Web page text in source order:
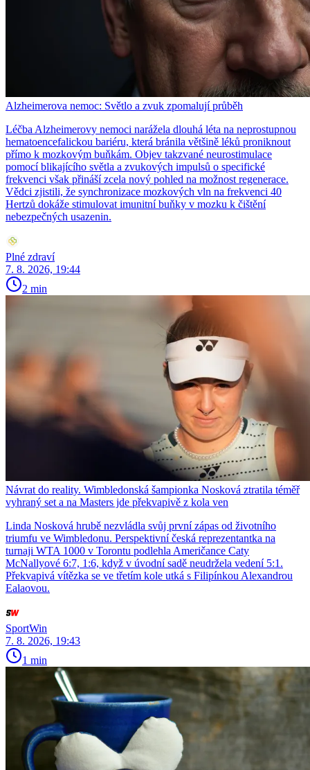
Alzheimerova nemoc: Světlo a zvuk zpomalují průběh
Léčba Alzheimerovy nemoci narážela dlouhá léta na neprostupnou
hematoencefalickou bariéru, která bránila většině léků proniknout
přímo k mozkovým buňkám. Objev takzvané neurostimulace
pomocí blikajícího světla a zvukových impulsů o specifické
frekvenci však přináší zcela nový pohled na možnost regenerace.
Vědci zjistili, že synchronizace mozkových vln na frekvenci 40
Hertzů dokáže stimulovat imunitní buňky v mozku k čištění
nebezpečných usazenin.
Plné zdraví
7. 8. 2026, 19:44
2 min
Návrat do reality. Wimbledonská šampionka Nosková ztratila téměř
vyhraný set a na Masters jde překvapivě z kola ven
Linda Nosková hrubě nezvládla svůj první zápas od životního
triumfu ve Wimbledonu. Perspektivní česká reprezentantka na
turnaji WTA 1000 v Torontu podlehla Američance Caty
McNallyové 6:7, 1:6, když v úvodní sadě neudržela vedení 5:1.
Překvapivá vítězka se ve třetím kole utká s Filipínkou Alexandrou
Ealaovou.
SportWin
7. 8. 2026, 19:43
1 min